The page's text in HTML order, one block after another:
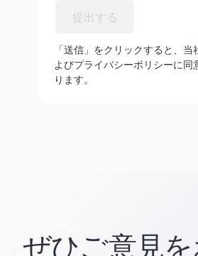
提出する
「送信」をクリックすると、
よびプライバシーポリシーに同
ります。
ぜひご意見